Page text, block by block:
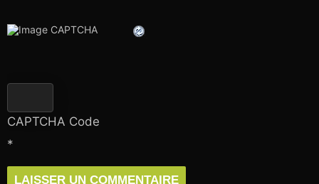
CAPTCHA Code
*